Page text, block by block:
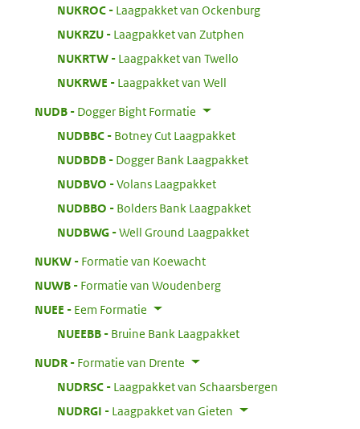
NUKROC:
Laagpakket van Ockenburg
NUKRZU:
Laagpakket van Zutphen
NUKRTW:
Laagpakket van Twello
NUKRWE
Laagpakket van Well
NUDB:
Dogger Bight Formatie
NUDBBC:
Botney Cut Laagpakket
NUDBDB:
Dogger Bank Laagpakket
NUDBVO
Volans Laagpakket
NUDBBO
Bolders Bank Laagpakket
NUDBWG:
Well Ground Laagpakket
NUKW:
Formatie van Koewacht
NUWB:
Formatie van Woudenberg
NUEE
Eem Formatie
NUEEBB:
Bruine Bank Laagpakket
NUDR:
Formatie van Drente
NUDRSC:
Laagpakket van Schaarsbergen
NUDRGI
Laagpakket van Gieten